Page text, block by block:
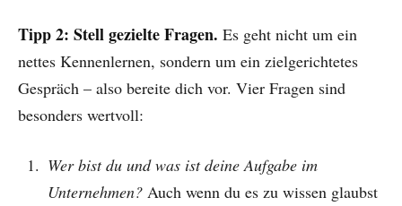
Tipp 2: Stell gezielte Fragen. Es geht nicht um ein
nettes Kennenlernen, sondern um ein zielgerichtetes
Gespräch – also bereite dich vor. Vier Fragen sind
besonders wertvoll:
Wer bist du und was ist deine Aufgabe im
Unternehmen?Auch wenn du es zu wissen glaubst